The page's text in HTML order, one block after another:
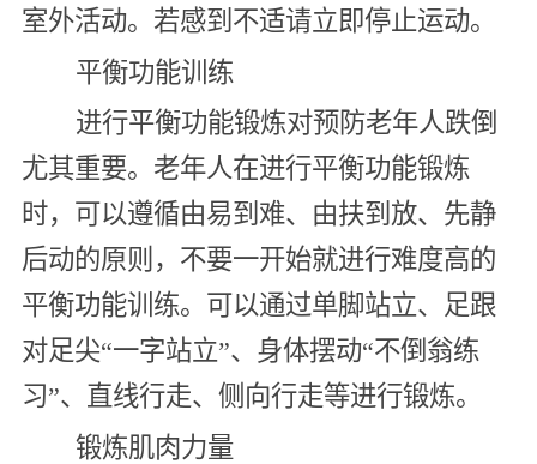
室外活动。若感到不适请立即停止运动。
平衡功能训练
进行平衡功能锻炼对预防老年人跌倒
尤其重要。老年人在进行平衡功能锻炼
时，可以遵循由易到难、由扶到放、先静
后动的原则，不要一开始就进行难度高的
平衡功能训练。可以通过单脚站立、足跟
对足尖“一字站立”、身体摆动“不倒翁练
习”、直线行走、侧向行走等进行锻炼。
锻炼肌肉力量